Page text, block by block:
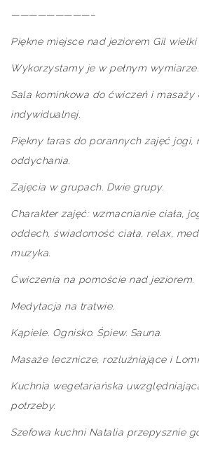
—————————–
Piękne miejsce nad jeziorem Gil wielki
Wykorzystamy je w pełnym wymiarze.
Sala kominkowa do ćwiczeń i masaży
indywidualnej.
Piękny taras do porannych zajęć jogi,
oddychania.
Zajęcia w grupach. Dwie grupy.
Charakter zajęć: wzmacnianie ciała,
oddech, świadomość ciała, relax,
muzyka.
Ćwiczenia na pomoście nad jeziorem.
Medytacja na tratwie.
Kąpiele. Ognisko. Śpiew. Sauna.
Masaże lecznicze, rozluźniające i
Kuchnia wegetariańska
potrzeby.
Szefowa kuchni Natalia przepysznie